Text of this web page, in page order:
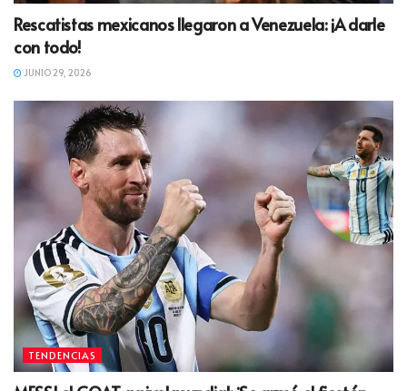
Rescatistas mexicanos llegaron a Venezuela: ¡A darle
con todo!
JUNIO 29, 2026
TENDENCIAS